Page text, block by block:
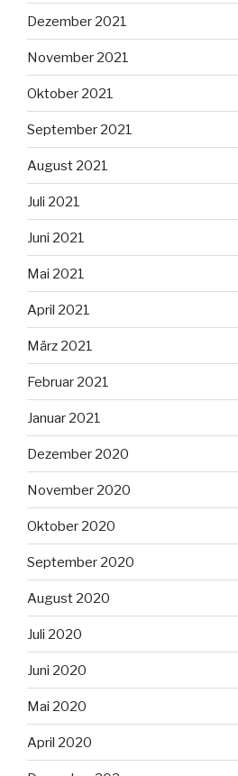
Dezember 2021
November 2021
Oktober 2021
September 2021
August 2021
Juli 2021
Juni 2021
Mai 2021
April 2021
März 2021
Februar 2021
Januar 2021
Dezember 2020
November 2020
Oktober 2020
September 2020
August 2020
Juli 2020
Juni 2020
Mai 2020
April 2020